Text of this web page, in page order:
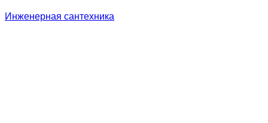
Инженерная сантехника